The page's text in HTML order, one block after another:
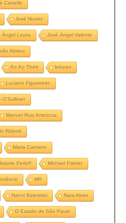
Castello
José Nunes
Ángel Leyva José Ángel Valente
Almino
Ko Ko Thett leituras
Luciano Figueiredo
O’Sullivan
Manuel Ruiz Amezcua
Ridenti
Maria Caetano
Perloff Michael Palmer
MR
Nanni Balestrini Nara Alves
O Estado de São Paulo